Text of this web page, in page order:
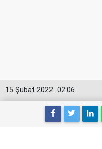
02:06
15 Şubat 2022